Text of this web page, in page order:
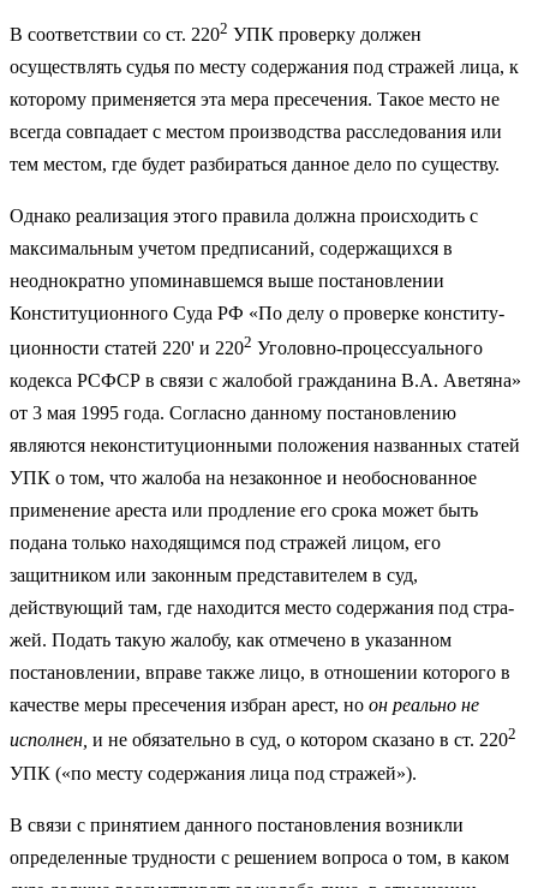
В соответствии со ст. 2202 УПК проверку должен
осуществлять судья по месту содержания под стражей лица, к
которому применяется эта мера пре­сечения. Такое место не
всегда совпадает с местом производства расследо­вания или
тем местом, где будет разбираться данное дело по существу.
Однако реализация этого правила должна происходить с
максимальным учетом предписаний, содержащихся в
неоднократно упоминавшемся выше постановлении
Конституционного Суда РФ «По делу о проверке конститу­
ционности статей 220' и 2202 Уголовно-процессуального
кодекса РСФСР в связи с жалобой гражданина В.А. Аветяна»
от 3 мая 1995 года. Согласно данному постановлению
являются неконституционными положения на­званных статей
УПК о том, что жалоба на незаконное и необоснованное
применение ареста или продление его срока может быть
подана только на­ходящимся под стражей лицом, его
защитником или законным представи­телем в суд,
действующий там, где находится место содержания под стра­
жей. Подать такую жалобу, как отмечено в указанном
постановлении, впра­ве также лицо, в отношении которого в
качестве меры пресечения избран арест, но он реально не
исполнен, и не обязательно в суд, о котором сказано в ст. 2202
УПК («по месту содержания лица под стражей»).
В связи с принятием данного постановления возникли
определенные трудности с решением вопроса о том, в каком